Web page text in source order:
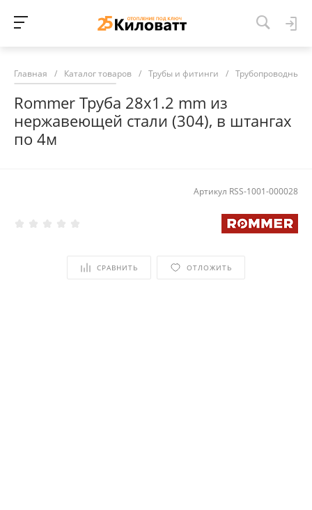
Главная / Каталог товаров / Трубы и фитинги / Трубопроводные
Rommer Труба 28х1.2 mm из
нержавеющей стали (304), в штангах
по 4м
Артикул RSS-1001-000028
СРАВНИТЬ ОТЛОЖИТЬ